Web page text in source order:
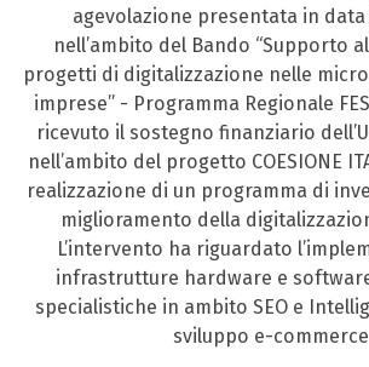
agevolazione presentata in data
nell’ambito del Bando “Supporto
progetti di digitalizzazione nelle
imprese” - Programma Regionale
ricevuto il sostegno finanziario
nell’ambito del progetto COESIONE
realizzazione di un programma di
miglioramento della
L’intervento ha riguardato
infrastrutture hardware e
specialistiche in ambito SEO e
sviluppo e-commerce